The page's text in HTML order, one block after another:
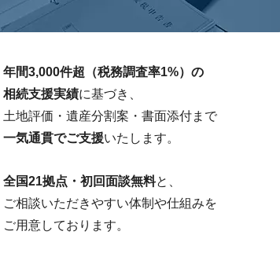
年間3,000件超（税務調査率1%）の
相続支援実績に基づき、
土地評価・遺産分割案・書面添付まで
一気通貫でご支援いたします。
全国21拠点・初回面談無料と、
ご相談いただきやすい体制や仕組みを
ご用意しております。